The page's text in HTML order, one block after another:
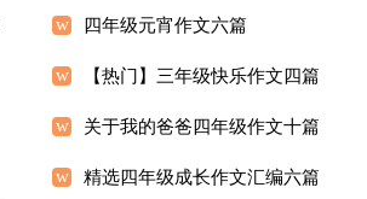
四年级元宵作文六篇
【热门】三年级快乐作文四篇
关于我的爸爸四年级作文十篇
精选四年级成长作文汇编六篇